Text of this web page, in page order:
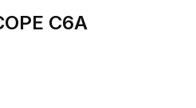
C6A